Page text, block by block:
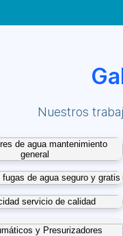
Nuestros